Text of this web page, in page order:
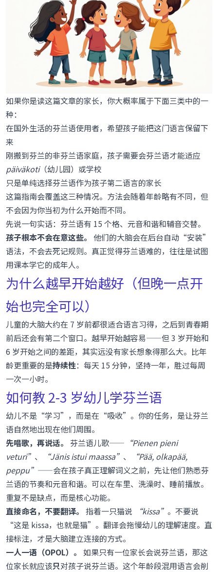
我的孩子把芬兰语和母语混在同一句里说，我需要担心
吗？
如果你是读这篇文章的家长，你大概率属于下面三类中的一
种：
在国外生活的芬兰语使用者，希望孩子能把这门语言保留下
来
刚搬到芬兰的非芬兰语家庭，孩子需要会芬兰语才能适应
päiväkoti（幼儿园）或学校
只是单纯选择芬兰语作为孩子第二语言的家长
这篇指南会覆盖这三种情况。方法会随着年龄略有不同，但
不会因为你当初为什么开始而不同。
先说一句实话：芬兰语有 15 个格、元音和谐和辅音交替。
孩子根本不会在意这些。 他们的大脑会在后台自动“安装”
语法，不会去死记规则。真正觉得芬兰语难的，往往是试图
用课本学它的成年人。
为什么越早开始越好（但晚一点开
始也完全可以）
儿童的大脑大约在 7 岁前都很适合语言习得，之后到青春期
前后还会有第二个窗口。越早开始越容易——但 3 岁开始和
6 岁开始之间的差距，其实远没有家长想象得那么大。比年
龄更重要的是持续性：每天 15 分钟，坚持一年，胜过每周
一次一小时。
如何教 2-3 岁幼儿学芬兰语
幼儿不是“学习”，而是在“吸收”。你的任务，是让芬兰
语自然地出现在他们周围。
先唱歌，再说话。
芬兰语儿歌—— “Pienen pieni
veturi” 、 “Jänis istui maassa” 、
“Pää, olkapää,
peppu” ——会在孩子真正理解词义之前，先让他们熟悉芬
兰语的节奏和元音和谐。可以在车里、洗澡时、睡前播放。
重复不是缺点，而是核心功能。
直接命名，不要翻译。 指着一只猫说 “kissa” 。不要说
“这是 kissa，也就是猫”。翻译会拖慢幼儿的理解速度。直
接标注，才是大脑建立连接的方式。
一人一语（OPOL）。 如果只有一位家长会说芬兰语，那这
位家长就应该只对孩子说芬兰语。这个年龄段混用语言会削